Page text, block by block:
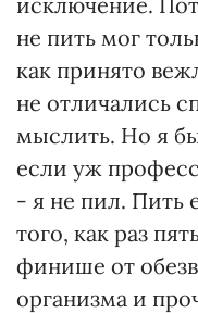
не пить мог
как принято
не отличались
мыслить. Но я
если уж
- я не пил. Пить
того, как раз
финише от
организма и